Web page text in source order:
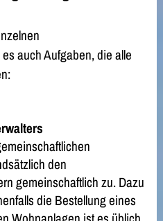
auch Aufgaben, die alle
den
gemeinschaftlich zu. Dazu
die Bestellung eines